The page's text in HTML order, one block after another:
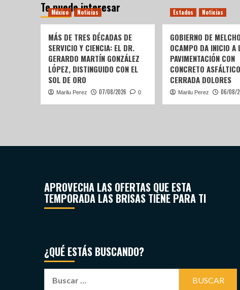
Te puede interesar
México Noticias
MÁS DE TRES DÉCADAS DE
SERVICIO Y CIENCIA: EL DR.
GERARDO MARTÍN GONZÁLEZ
LÓPEZ, DISTINGUIDO CON EL
SOL DE ORO
Marilu Perez 07/08/2026 0
Estados Noticias
GOBIERNO DE
OCAMPO DA INICIO A
PAVIMENTACIÓN CON
CONCRETO
CERRADA DOLORES
Marilu Perez 06/08/
APROVECHA LAS OFERTAS QUE ESTA
TEMPORADA LAS BRISAS TIENE PARA TI
¿QUÉ ESTÁS BUSCANDO?